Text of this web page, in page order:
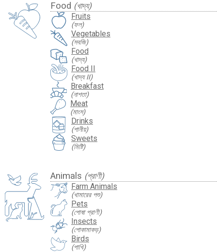
Food (খাদ্য)
Fruits
(ফল)
Vegetables
(সবজি)
Food
(খাদ্য)
Food II
(খাদ্য II)
Breakfast
(নাশতা)
Meat
(মাংস)
Drinks
(পানীয়)
Sweets
(মিষ্টি)
Animals (প্রাণী)
Farm Animals
(খামারের পশু)
Pets
(পোষা প্রাণী)
Insects
(পোকামাকড়)
Birds
(পাখি)